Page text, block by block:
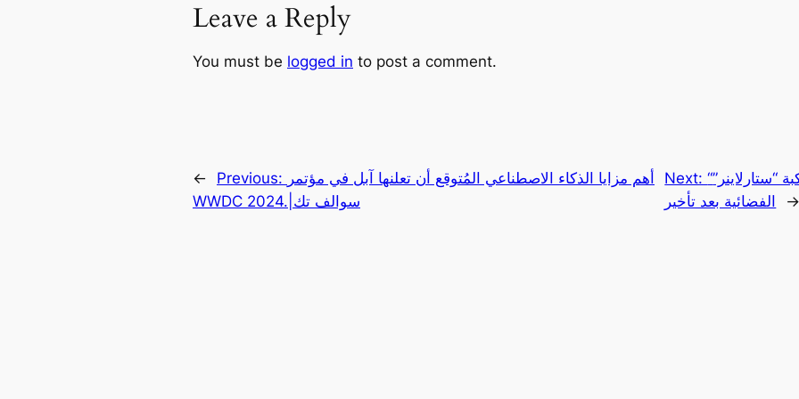
Leave a Reply
You must be logged in to post a comment.
← Previous: أهم مزايا الذكاء الاصطناعي المُتوقع أن تعلنها آبل في مؤتمر
WWDC 2024.|سوالف تك
Next:“بوينغ” تستعد لإعادة إطلاق مركبة “ستارلاينر”
الفضائية بعد تأخير